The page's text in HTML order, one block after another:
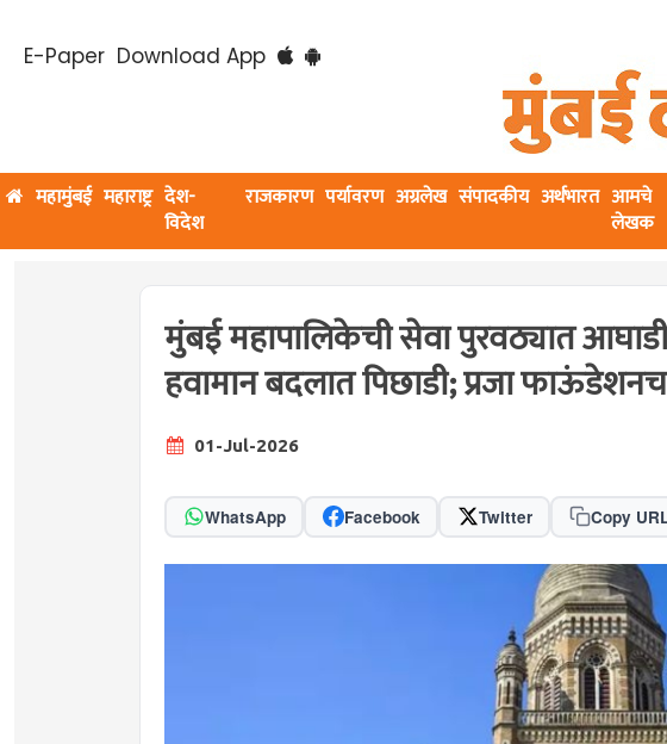
E-Paper Download App
महामुंबई महाराष्ट्र देश-
विदेश
राजकारण पर्यावरण अग्रलेख संपादकीय अर्थभारत आमचे
लेखक
मुंबई महापालिकेची सेवा पुरवठ्यात
हवामान बदलात पिछाडी; प्रजा
01-Jul-2026
WhatsApp Facebook Twitter Copy